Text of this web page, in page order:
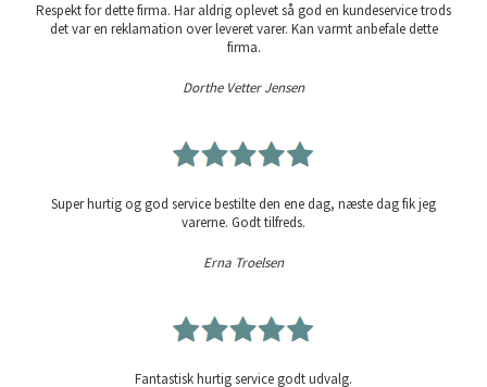
Respekt for dette firma. Har aldrig oplevet så god en kundeservice trods
det var en reklamation over leveret varer. Kan varmt anbefale dette
firma.
Dorthe Vetter Jensen
Super hurtig og god service bestilte den ene dag, næste dag fik jeg
varerne. Godt tilfreds.
Erna Troelsen
Fantastisk hurtig service godt udvalg.